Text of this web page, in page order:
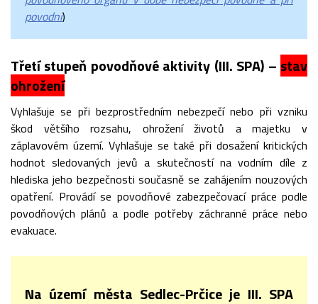
povodni)
Třetí stupeň povodňové aktivity (III. SPA) – stav
ohrožení
Vyhlašuje se při bezprostředním nebezpečí nebo při vzniku
škod většího rozsahu, ohrožení životů a majetku v
záplavovém území. Vyhlašuje se také při dosažení kritických
hodnot sledovaných jevů a skutečností na vodním díle z
hlediska jeho bezpečnosti současně se zahájením nouzových
opatření. Provádí se povodňové zabezpečovací práce podle
povodňových plánů a podle potřeby záchranné práce nebo
evakuace.
Na území města Sedlec-Prčice je III. SPA